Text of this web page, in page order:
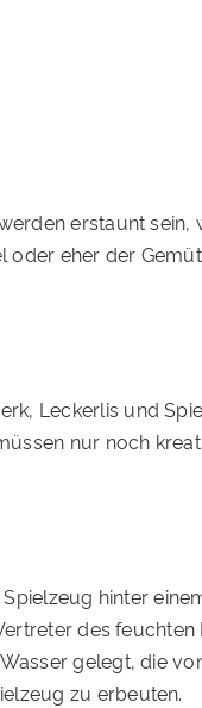
erstaunt sein,
eher der
Leckerlis und
nur noch
hinter
des
gelegt, die
zu erbeuten.